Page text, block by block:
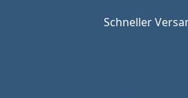
Schneller